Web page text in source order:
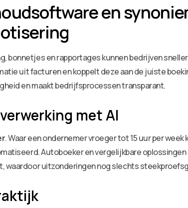
en
bonnetjes en rapportages kunnen bedrijven
uit facturen en koppelt deze aan de juiste
en maakt bedrijfsprocessen transparant.
met AI
. Waar een ondernemer vroeger tot 15 uur per
Autoboeker en vergelijkbare
waardoor uitzonderingen nog slechts